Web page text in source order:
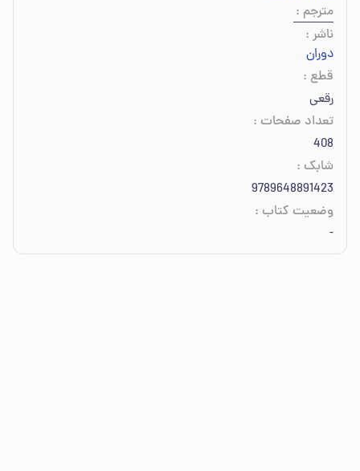
مترجم :
ناشر :
دوران
قطع :
رقعی
تعداد صفحات :
408
شابک :
9789648891423
وضعیت کتاب :
-